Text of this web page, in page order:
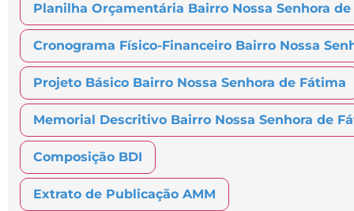
Planilha Orçamentária Bairro Nossa Senhora
Cronograma Físico-Financeiro Bairro Nossa
Projeto Básico Bairro Nossa Senhora de Fátima
Memorial Descritivo Bairro Nossa Senhora de
Composição BDI
Extrato de Publicação AMM